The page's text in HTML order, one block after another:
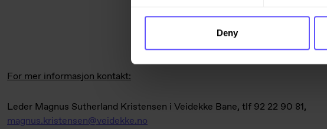
Deny
For mer informasjon kontakt:
Leder Magnus Sutherland Kristensen i Veidekke Bane, tlf 92 22 90 81,
magnus.kristensen@veidekke.no